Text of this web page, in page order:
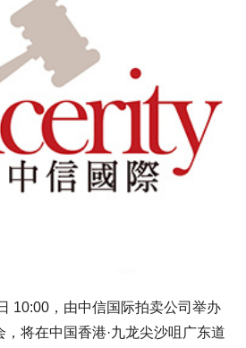
10:00，由中信国际拍卖公司举办
将在中国香港·九龙尖沙咀广东道